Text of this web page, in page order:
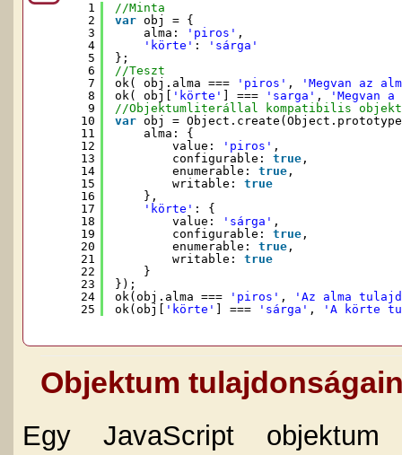
1
2
3
4
5
6
7
8
9
10
11
12
13
14
15
16
17
18
19
20
21
22
23
24
25
//Minta
var obj = {
alma:
'piros' ,
'körte' :
'sárga'
};
//Teszt
ok( obj.alma ===
'piros' ,
'Megvan az
ok( obj[
'körte' ] === 'sarga' ,
'Megvan
//Objektumliterállal kompatibilis
var obj =
alma: {
value:
'piros' ,
configurable: true,
enumerable: true,
writable: true
},
'körte' : {
value:
'sárga' ,
configurable: true,
enumerable: true,
writable: true
}
});
ok(obj.alma ===
'piros' ,
'Az alma
ok(obj[
'körte' ] === 'sárga' , 'A körte
Objektum
Egy JavaScript objektum